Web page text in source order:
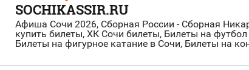
SOCHIKASSIR.RU
Афиша Сочи 2026, Сборная России - Сборная
купить билеты, ХК Сочи билеты, Билеты на
Билеты на фигурное катание в Сочи, Билеты на